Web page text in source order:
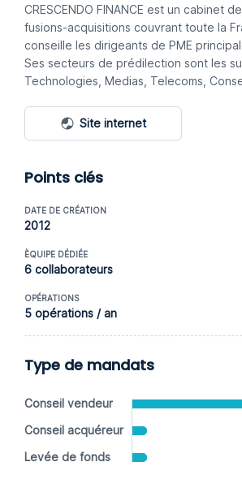
CRESCENDO FINANCE est un cabinet
fusions-acquisitions couvrant toute la
conseille les dirigeants de PME
Ses secteurs de prédilection sont les
Technologies, Medias, Telecoms,
Site internet
Points clés
DATE DE CRÉATION
2012
ÈQUIPE DÉDIÉE
6 collaborateurs
OPÉRATIONS
5 opérations / an
Type de mandats
Conseil vendeur
Conseil acquéreur
Levée de fonds